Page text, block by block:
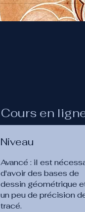
Cours en
Niveau
Avancé : il est
d'avoir des bases de
dessin géométrique
un peu de précision
tracé.